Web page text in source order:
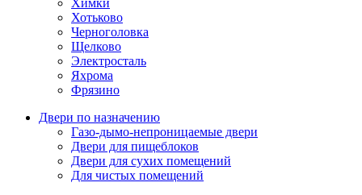
Химки
Хотьково
Черноголовка
Щелково
Электросталь
Яхрома
Фрязино
Двери по назначению
Газо-дымо-непроницаемые двери
Двери для пищеблоков
Двери для сухих помещений
Для чистых помещений